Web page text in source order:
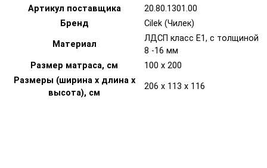
Артикул поставщика
20.80.1301.00
Бренд
Cilek (Чилек)
Материал
ЛДСП класс Е1, с толщиной
8 -16 мм
Размер матраса, см
100 x 200
Размеры (ширина х длина х
высота), см
206 x 113 x 116